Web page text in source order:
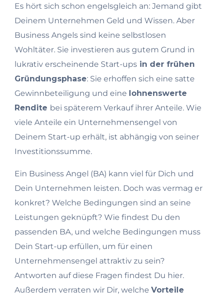
Es hört sich schon engelsgleich an: Jemand gibt
Deinem Unternehmen Geld und Wissen. Aber
Business Angels sind keine selbstlosen
Wohltäter. Sie investieren aus gutem Grund in
lukrativ erscheinende Start-ups in der frühen
Gründungsphase: Sie erhoffen sich eine satte
Gewinnbeteiligung und eine lohnenswerte
Rendite bei späterem Verkauf ihrer Anteile. Wie
viele Anteile ein Unternehmensengel von
Deinem Start-up erhält, ist abhängig von seiner
Investitionssumme.
Ein Business Angel (BA) kann viel für Dich und
Dein Unternehmen leisten. Doch was vermag er
konkret? Welche Bedingungen sind an seine
Leistungen geknüpft? Wie findest Du den
passenden BA, und welche Bedingungen muss
Dein Start-up erfüllen, um für einen
Unternehmensengel attraktiv zu sein?
Antworten auf diese Fragen findest Du hier.
Außerdem verraten wir Dir, welche Vorteile